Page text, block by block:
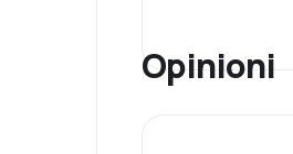
Opinioni